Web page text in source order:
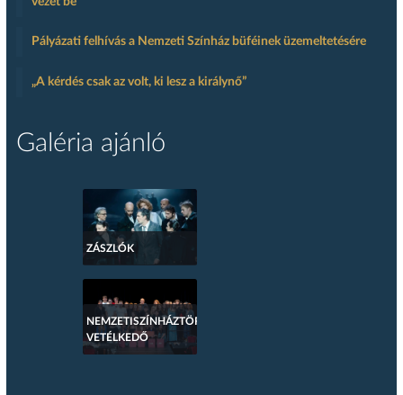
Pályázati felhívás a Nemzeti Színház büféinek üzemeltetésére
„A kérdés csak az volt, ki lesz a királynő”
Galéria ajánló
ZÁSZLÓK
NEMZETISZÍNHÁZTÖRTÉNETI
VETÉLKEDŐ